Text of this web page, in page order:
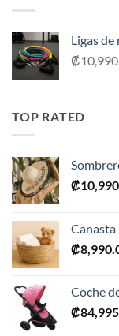
Ligas
₡
TOP RATED
₡
₡
Coche
₡